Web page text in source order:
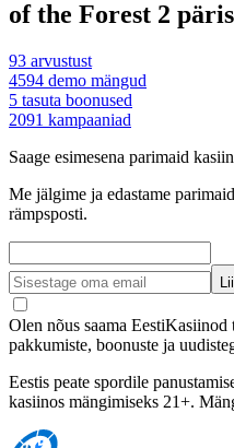
of the Forest 2
93 arvustust
4594 demo mängud
5 tasuta boonused
2091 kampaaniad
Saage esimesena parimaid
Me jälgime ja edastame
rämpsposti.
Olen nõus saama
pakkumiste, boonuste ja
Eestis peate spordile
kasiinos mängimiseks 21+.